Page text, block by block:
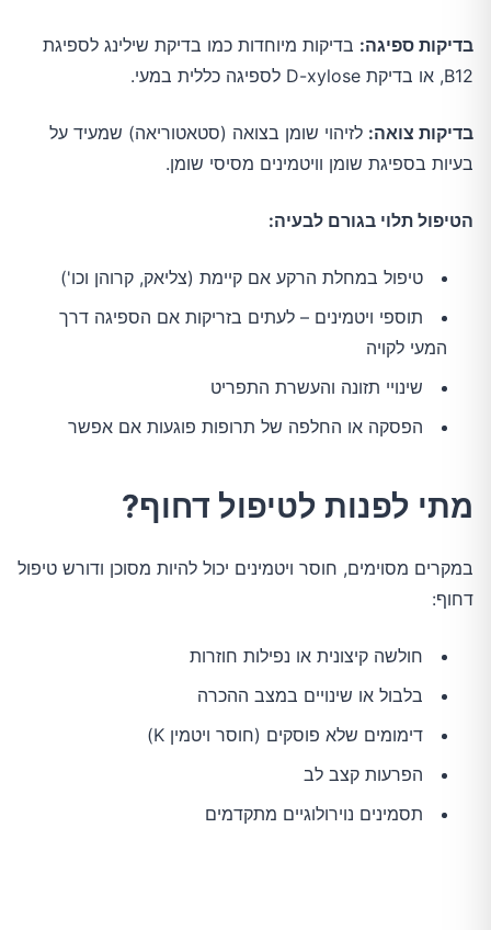
בדיקות ספיגה: בדיקות מיוחדות כמו בדיקת שילינג לספיגת
B12, או בדיקת D-xylose לספיגה כללית במעי.
בדיקות צואה: לזיהוי שומן בצואה (סטאטוריאה) שמעיד על
בעיות בספיגת שומן וויטמינים מסיסי שומן.
הטיפול תלוי בגורם לבעיה:
טיפול במחלת הרקע אם קיימת (צליאק, קרוהן וכו')
תוספי ויטמינים – לעתים בזריקות אם הספיגה דרך
המעי לקויה
שינויי תזונה והעשרת התפריט
הפסקה או החלפה של תרופות פוגעות אם אפשר
מתי לפנות לטיפול דחוף?
במקרים מסוימים, חוסר ויטמינים יכול להיות מסוכן ודורש טיפול
דחוף:
חולשה קיצונית או נפילות חוזרות
בלבול או שינויים במצב ההכרה
דימומים שלא פוסקים (חוסר ויטמין K)
הפרעות קצב לב
תסמינים נוירולוגיים מתקדמים